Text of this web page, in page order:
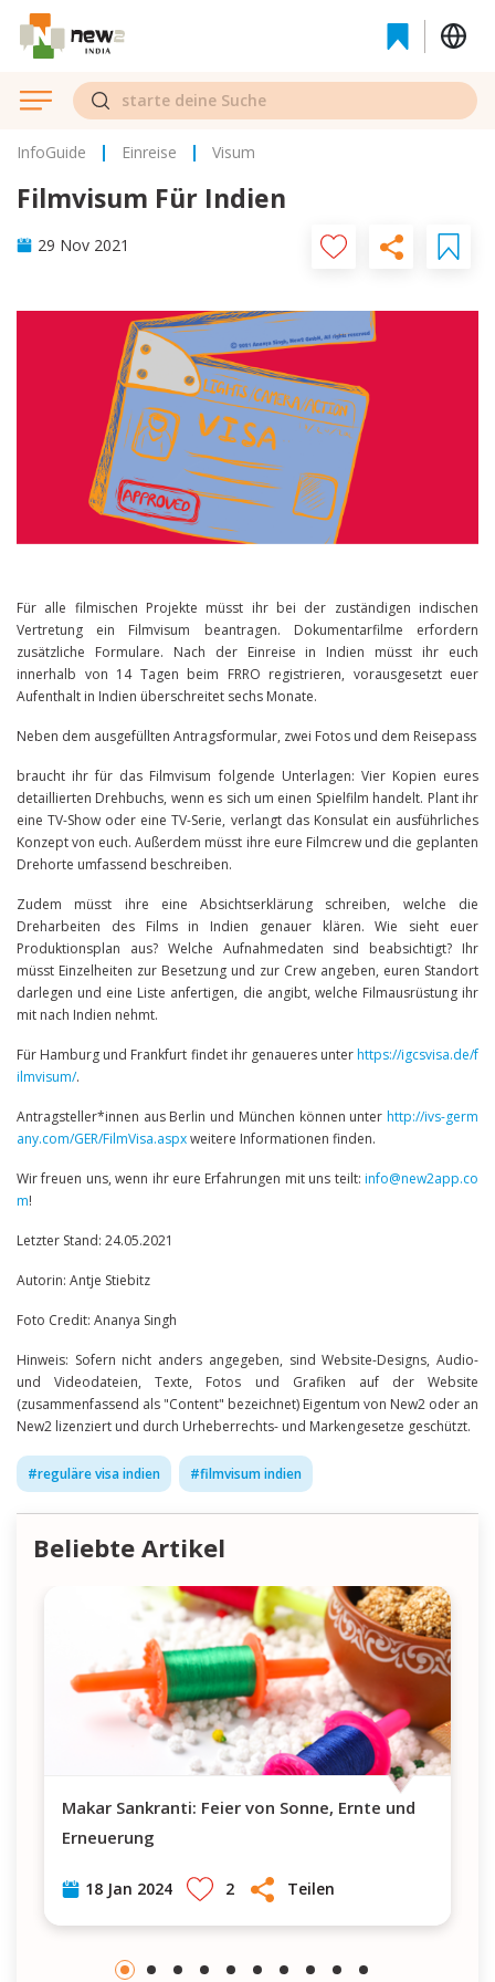
InfoGuide Einreise Visum
Filmvisum Für Indien
29 Nov 2021
Für alle filmischen Projekte müsst ihr bei der zuständigen indischen
Vertretung ein Filmvisum beantragen. Dokumentarfilme erfordern
zusätzliche Formulare. Nach der Einreise in Indien müsst ihr euch
innerhalb von 14 Tagen beim FRRO registrieren, vorausgesetzt euer
Aufenthalt in Indien überschreitet sechs Monate.
Neben dem ausgefüllten Antragsformular, zwei Fotos und dem Reisepass
braucht ihr für das Filmvisum folgende Unterlagen: Vier Kopien eures
detaillierten Drehbuchs, wenn es sich um einen Spielfilm handelt. Plant ihr
eine TV-Show oder eine TV-Serie, verlangt das Konsulat ein ausführliches
Konzept von euch. Außerdem müsst ihre eure Filmcrew und die geplanten
Drehorte umfassend beschreiben.
Zudem müsst ihre eine Absichtserklärung schreiben, welche die
Dreharbeiten des Films in Indien genauer klären. Wie sieht euer
Produktionsplan aus? Welche Aufnahmedaten sind beabsichtigt? Ihr
müsst Einzelheiten zur Besetzung und zur Crew angeben, euren Standort
darlegen und eine Liste anfertigen, die angibt, welche Filmausrüstung ihr
mit nach Indien nehmt.
Für Hamburg und Frankfurt findet ihr genaueres unterhttps://igcsvisa.de/f
ilmvisum/.
Antragsteller*innen aus Berlin und München können unter http://ivs-germ
any.com/GER/FilmVisa.aspxweitere Informationen finden.
Wir freuen uns, wenn ihr eure Erfahrungen mit uns teilt: info@new2app.co
m!
Letzter Stand: 24.05.2021
Autorin: Antje Stiebitz
Foto Credit: Ananya Singh
Hinweis: Sofern nicht anders angegeben, sind Website-Designs, Audio-
und Videodateien, Texte, Fotos und Grafiken auf der Website
(zusammenfassend als "Content" bezeichnet) Eigentum von New2 oder an
New2 lizenziert und durch Urheberrechts- und Markengesetze geschützt.
#reguläre visa indien #filmvisum indien
Beliebte Artikel
Makar Sankranti: Feier von Sonne, Ernte und
Erneuerung
18 Jan 2024 2 Teilen